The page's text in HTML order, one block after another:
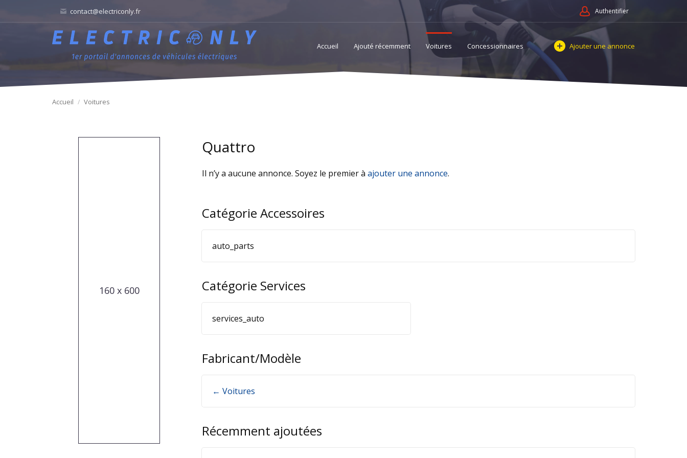
contact@electriconly.fr Authentifier
Accueil Ajouté récemment Voitures Concessionnaires
Accessoires Services Professionnels accessoires et services Comptes
Ajouter une annonce
Accueil Voitures
160 x 600
Quattro
Il n’y a aucune annonce. Soyez le premier à ajouter une annonce.
Catégorie Accessoires
auto_parts
Catégorie Services
services_auto
Fabricant/Modèle
← Voitures
Récemment ajoutées